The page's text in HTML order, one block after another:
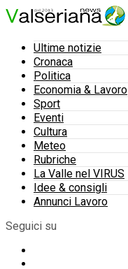
Ultime notizie
Cronaca
Politica
Economia & Lavoro
Sport
Eventi
Cultura
Meteo
Rubriche
La Valle nel VIRUS
Idee & consigli
Annunci Lavoro
Seguici su